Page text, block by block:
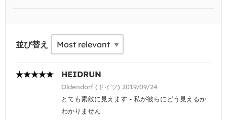
並び替え
HEIDRUN
Oldendorf (ドイツ) 2019/09/24
とても素敵に見えます - 私が彼らにどう見えるか
わかりません